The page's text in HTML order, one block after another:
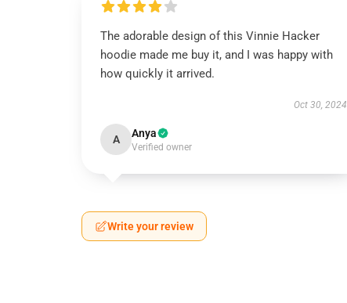
The adorable design of this Vinnie Hacker
hoodie made me buy it, and I was happy with
how quickly it arrived.
Oct 30, 2024
A Anya
Verified owner
Write your review